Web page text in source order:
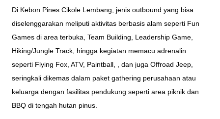
Di Kebon Pines Cikole Lembang, jenis outbound yang bisa
diselenggarakan meliputi aktivitas berbasis alam seperti Fun
Games di area terbuka, Team Building, Leadership Game,
Hiking/Jungle Track, hingga kegiatan memacu adrenalin
seperti Flying Fox, ATV, Paintball, , dan juga Offroad Jeep,
seringkali dikemas dalam paket gathering perusahaan atau
keluarga dengan fasilitas pendukung seperti area piknik dan
BBQ di tengah hutan pinus.